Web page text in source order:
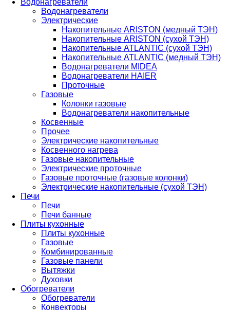
Водонагреватели
Водонагреватели
Электрические
Накопительные ARISTON (медный ТЭН)
Накопительные ARISTON (сухой ТЭН)
Накопительные ATLANTIC (сухой ТЭН)
Накопительные ATLANTIC (медный ТЭН)
Водонагреватели MIDEA
Водонагреватели HAIER
Проточные
Газовые
Колонки газовые
Водонагреватели накопительные
Косвенные
Прочее
Электрические накопительные
Косвенного нагрева
Газовые накопительные
Электрические проточные
Газовые проточные (газовые колонки)
Электрические накопительные (сухой ТЭН)
Печи
Печи
Печи банные
Плиты кухонные
Плиты кухонные
Газовые
Комбинированные
Газовые панели
Вытяжки
Духовки
Обогреватели
Обогреватели
Конвекторы